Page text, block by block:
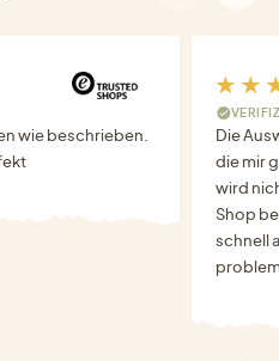
wie beschrieben.
Die
die mir
wird
Shop
schnell